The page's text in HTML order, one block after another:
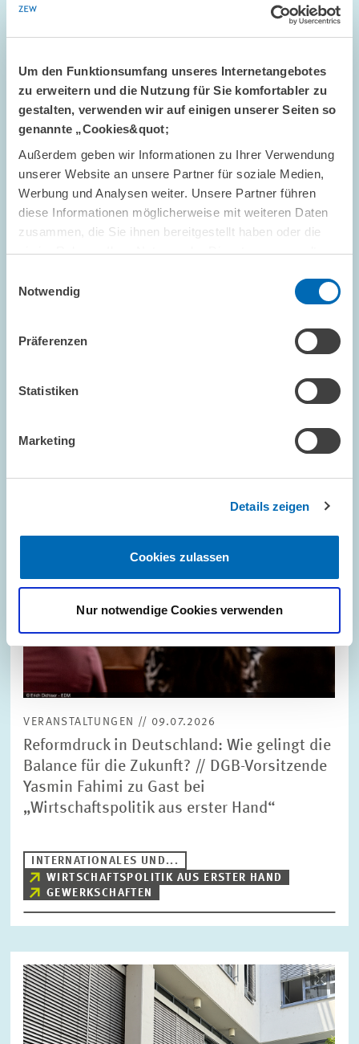
Um den Funktionsumfang unseres Internetangebotes
zu erweitern und die Nutzung für Sie komfortabler zu
gestalten, verwenden wir auf einigen unserer Seiten so
genannte „Cookies&quot;
Außerdem geben wir Informationen zu Ihrer Verwendung
unserer Website an unsere Partner für soziale Medien,
Werbung und Analysen weiter. Unsere Partner führen
diese Informationen möglicherweise mit weiteren Daten
zusammen, die Sie ihnen bereitgestellt haben oder die
sie im Rahmen Ihrer Nutzung der Dienste gesammelt
Notwendig
Präferenzen
Statistiken
Marketing
Details zeigen
Cookies zulassen
Nur notwendige Cookies verwenden
STANDPUNKT // 16.07.2026
Mehr Flexibilität ist nicht automatisch
besser: Die ETS-Reform darf das Preissignal
nicht entkernen // Standpunkt von Sebastian
GESCHÄFTSFÜHRUNG
Bild
vergrößerter
VERANSTALTUNGEN // 09.07.2026
Reformdruck in Deutschland: Wie gelingt die
Balance für die Zukunft? // DGB-Vorsitzende
Yasmin Fahimi zu Gast bei
„Wirtschaftspolitik aus erster Hand“
INTERNATIONALES UND...
WIRTSCHAFTSPOLITIK AUS ERSTER HAND
GEWERKSCHAFTEN
Bild
öffnet
in
vergrößerter
Ansicht